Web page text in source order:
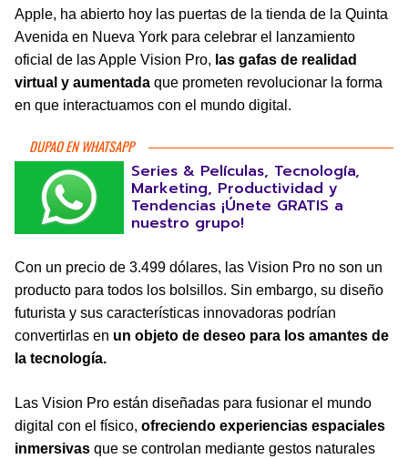
Apple, ha abierto hoy las puertas de la tienda de la Quinta
Avenida en Nueva York para celebrar el lanzamiento
oficial de las Apple Vision Pro, las gafas de realidad
virtual y aumentada que prometen revolucionar la forma
en que interactuamos con el mundo digital.
DUPAO EN WHATSAPP
Series & Películas, Tecnología,
Marketing, Productividad y
Tendencias ¡Únete GRATIS a
nuestro grupo!
Con un precio de 3.499 dólares, las Vision Pro no son un
producto para todos los bolsillos. Sin embargo, su diseño
futurista y sus características innovadoras podrían
convertirlas en un objeto de deseo para los amantes de
la tecnología.
Las Vision Pro están diseñadas para fusionar el mundo
digital con el físico, ofreciendo experiencias espaciales
inmersivas que se controlan mediante gestos naturales